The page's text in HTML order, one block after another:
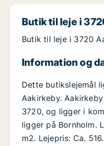
Butik til leje i
Butik til leje i 3720
Information og
Dette butikslejemål
Aakirkeby.
3720, og ligger i
ligger på Bornholm.
m2. Lejepris: Ca.